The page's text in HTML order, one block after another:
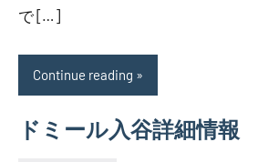
で […]
Continue reading
ドミール入谷詳細情報